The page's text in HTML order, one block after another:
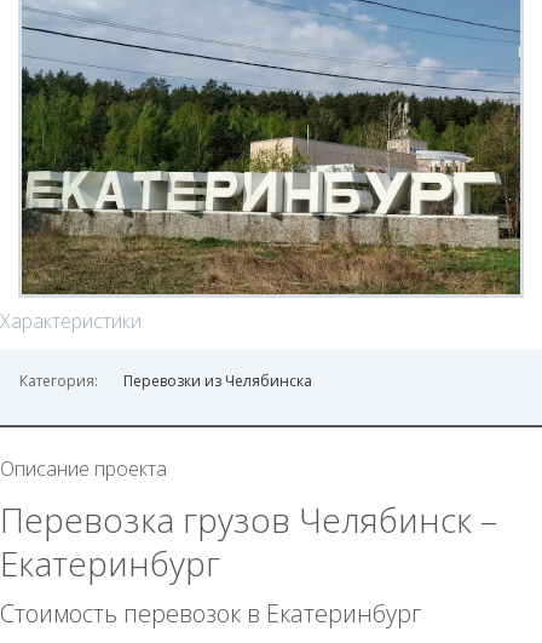
Характеристики
Категория: Перевозки из Челябинска
Описание проекта
Перевозка грузов Челябинск –
Екатеринбург
Стоимость перевозок в Екатеринбург